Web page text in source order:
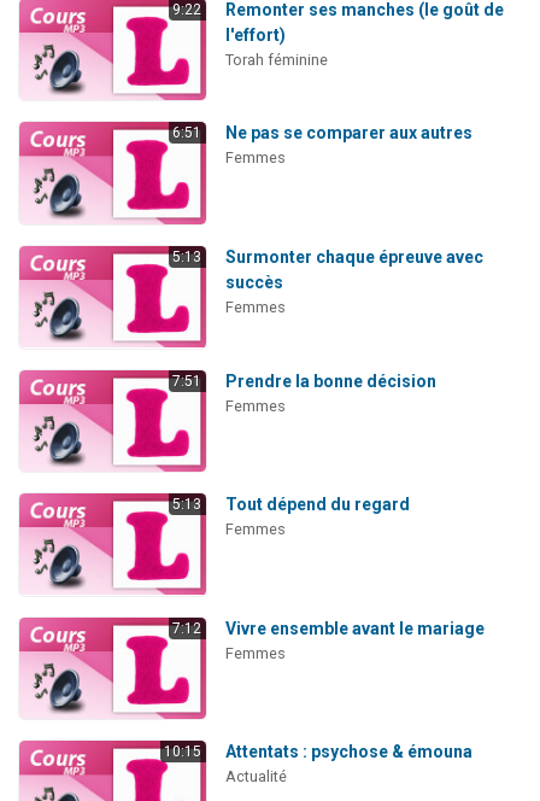
9:22
Remonter ses manches (le goût de
l'effort)
Torah féminine
6:51 Ne pas se comparer aux autres
Femmes
5:13
Surmonter chaque épreuve avec
succès
Femmes
7:51 Prendre la bonne décision
Femmes
5:13 Tout dépend du regard
Femmes
7:12 Vivre ensemble avant le mariage
Femmes
10:15 Attentats : psychose & émouna
Actualité